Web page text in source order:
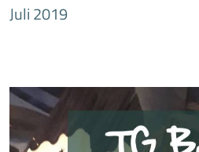
Juli 2019